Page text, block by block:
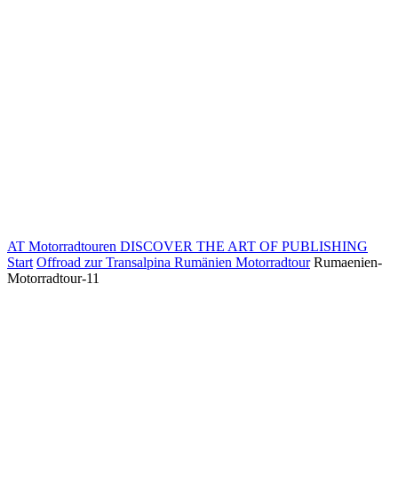
AT Motorradtouren DISCOVER THE ART OF PUBLISHING
Start Offroad zur Transalpina Rumänien Motorradtour Rumaenien-
Motorradtour-11